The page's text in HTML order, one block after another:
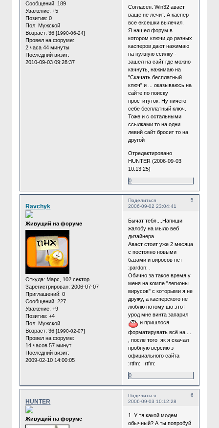
Сообщений: 189
Уважение: +5
Позитив: 0
Пол: Мужской
Возраст: 36[1990-06-24]
Провел на форуме:
2 часа 44 минуты
Последний визит:
2010-09-03 09:28:37
Согласен. Win32 аваст
ваще не лечит. А каспер
все ексешки вылечил.
Я нашел форум в
котором ключи до разных
касперов дают нажимаю
на нужную ссилку -
зашел на сайт где можно
качнуть, нажимаю на
"Скачать бесплатный
ключ" и ... оказываюсь на
сайте по поиску
проституток. Ну ничего
себе бесплатный ключ.
Тоже и с остальными
ссылками то на одни
левий сайт бросит то на
другой
Отредактировано
HUNTER (2006-09-03
10:13:25)
0
Поделиться
5
2006-09-02 23:04:41
Ravchyk
Живущий на форуме
Откуда: Марс, 102 сектор
Зарегистрирован: 2006-07-07
Приглашений: 0
Сообщений: 227
Уважение: +9
Позитив: +4
Пол: Мужской
Возраст: 36[1990-02-07]
Провел на форуме:
14 часов 57 минут
Последний визит:
2009-02-10 14:00:05
Бычат тебя....Напиши
жалобу на мыло веб
дизайнера.
Аваст стоит уже 2 месяца
с постояно новыми
базами и виросов нет
:pardon: .
Обично за такое время у
меня на компе "легионы
вирусов" с которыми я не
дружу, а касперского не
люблю потому шо этот
урод мне винта запарил
и пришлося
форматирувать всё на ...
, после того як я скачал
пробную версию з
официального сайта
:rtfm: :rtfm:
0
Поделиться
6
2006-09-03 10:12:28
HUNTER
Живущий на форуме
1. У тя какой модем
обычный? А ты попробуй